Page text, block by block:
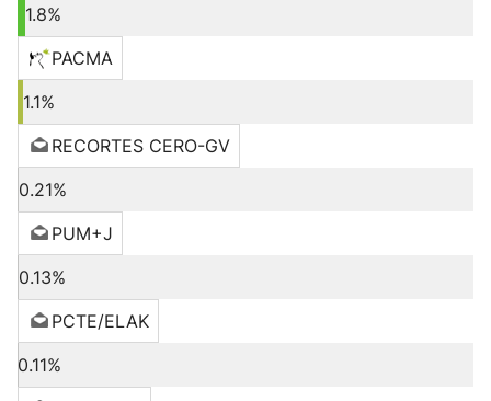
1.8%
PACMA
1.1%
RECORTES CERO-GV
0.21%
PUM+J
0.13%
PCTE/ELAK
0.11%